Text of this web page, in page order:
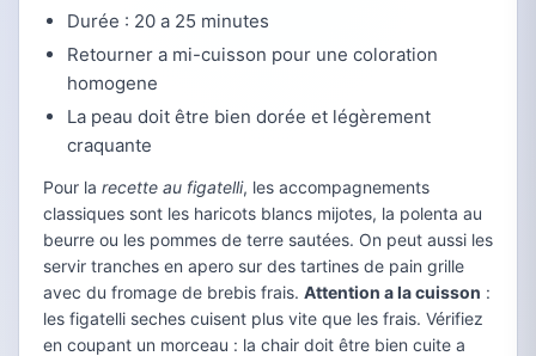
Durée : 20 a 25 minutes
Retourner a mi-cuisson pour une coloration
homogene
La peau doit être bien dorée et légèrement
craquante
Pour la recette au figatelli, les accompagnements
classiques sont les haricots blancs mijotes, la polenta au
beurre ou les pommes de terre sautées. On peut aussi les
servir tranches en apero sur des tartines de pain grille
avec du fromage de brebis frais. Attention a la cuisson :
les figatelli seches cuisent plus vite que les frais. Vérifiez
en coupant un morceau : la chair doit être bien cuite a